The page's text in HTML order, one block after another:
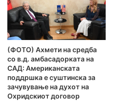
(ФОТО) Ахмети на средба
со в.д. амбасадорката на
САД: Американската
поддршка е суштинска за
зачувување на духот на
Охридскиот договор